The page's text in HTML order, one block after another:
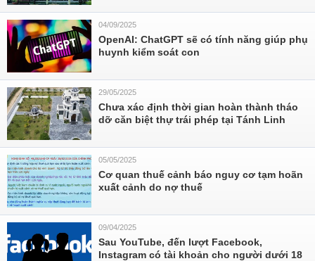
04/09/2025
OpenAI: ChatGPT sẽ có tính năng giúp phụ
huynh kiểm soát con
29/05/2025
Chưa xác định thời gian hoàn thành tháo
dỡ căn biệt thự trái phép tại Tánh Linh
05/05/2025
Cơ quan thuế cảnh báo nguy cơ tạm hoãn
xuất cảnh do nợ thuế
09/04/2025
Sau YouTube, đến lượt Facebook,
Instagram có tài khoản cho người dưới 18